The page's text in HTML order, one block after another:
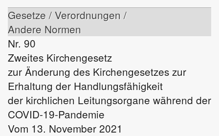
Gesetze / Verordnungen /
Andere Normen
Nr. 90
Zweites Kirchengesetz
zur Änderung des Kirchengesetzes zur
Erhaltung der Handlungsfähigkeit
der kirchlichen Leitungsorgane während der
COVID-19-Pandemie
Vom 13. November 2021